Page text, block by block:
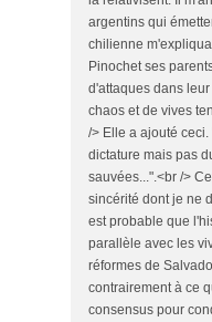
argentins qui
chilienne
Pinochet ses
d'attaques dans
chaos et de vives
/> Elle a ajouté
dictature mais pas
sauvées...".<br />
sincérité dont je ne
est probable que
parallèle avec les
réformes de
contrairement à ce
consensus pour